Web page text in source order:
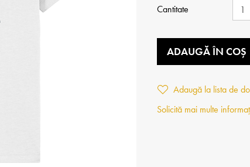
Cantitate
ADAUGĂ ÎN COȘ
Adaugă la lista de
Solicită mai multe